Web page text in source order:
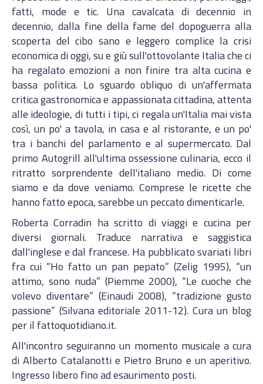
fatti, mode e tic. Una cavalcata di decennio in
decennio, dalla fine della fame del dopoguerra alla
scoperta del cibo sano e leggero complice la crisi
economica di oggi, su e giù sull'ottovolante Italia che ci
ha regalato emozioni a non finire tra alta cucina e
bassa politica. Lo sguardo obliquo di un'affermata
critica gastronomica e appassionata cittadina, attenta
alle ideologie, di tutti i tipi, ci regala un'Italia mai vista
così, un po' a tavola, in casa e al ristorante, e un po'
tra i banchi del parlamento e al supermercato. Dal
primo Autogrill all'ultima ossessione culinaria, ecco il
ritratto sorprendente dell'italiano medio. Di come
siamo e da dove veniamo. Comprese le ricette che
hanno fatto epoca, sarebbe un peccato dimenticarle.
Roberta Corradin ha scritto di viaggi e cucina per
diversi giornali. Traduce narrativa e saggistica
dall'inglese e dal francese. Ha pubblicato svariati libri
fra cui “Ho fatto un pan pepato” (Zelig 1995), “un
attimo, sono nuda” (Piemme 2000), “Le cuoche che
volevo diventare” (Einaudi 2008), “tradizione gusto
passione” (Silvana editoriale 2011-12). Cura un blog
per il fattoquotidiano.it.
All'incontro seguiranno un momento musicale a cura
di Alberto Catalanotti e Pietro Bruno e un aperitivo.
Ingresso libero fino ad esaurimento posti.